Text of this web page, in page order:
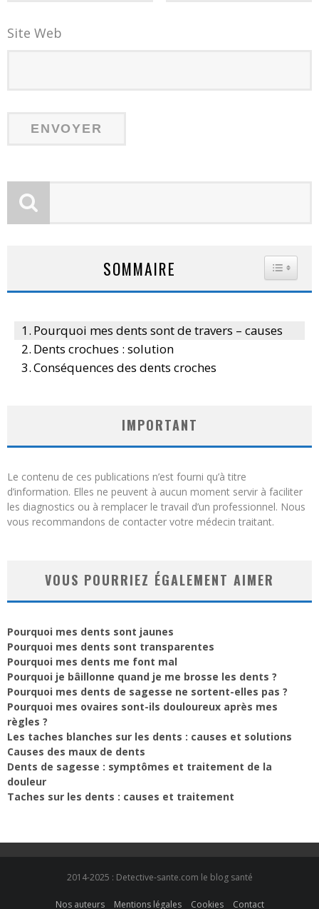
Site Web
SOMMAIRE
Pourquoi mes dents sont de travers – causes
Dents crochues : solution
Conséquences des dents croches
IMPORTANT
Le contenu de ces publications n’est fourni qu’à titre
d’information. Elles ne peuvent à aucun moment servir à faciliter
les diagnostics ou à remplacer le travail d’un professionnel. Nous
vous recommandons de contacter votre médecin traitant.
VOUS POURRIEZ ÉGALEMENT AIMER
Pourquoi mes dents sont jaunes
Pourquoi mes dents sont transparentes
Pourquoi mes dents me font mal
Pourquoi je bâillonne quand je me brosse les dents ?
Pourquoi mes dents de sagesse ne sortent-elles pas ?
Pourquoi mes ovaires sont-ils douloureux après mes
règles ?
Les taches blanches sur les dents : causes et solutions
Causes des maux de dents
Dents de sagesse : symptômes et traitement de la
douleur
Taches sur les dents : causes et traitement
2014-2025 : Detective-sante.com le blog santé
Nos auteurs Mentions légales Cookies Contact